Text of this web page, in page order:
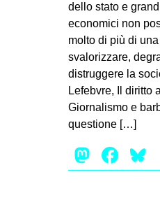
DIRITTO
dello stato e
economici non
molto di più di
svalorizzare,
distruggere la
Lefebvre, Il diritto
Giornalismo e
questione […]